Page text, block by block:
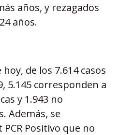
años, y rezagados
años.
de los 7.614 casos
5.145 corresponden a
y 1.943 no
Además, se
Positivo que no